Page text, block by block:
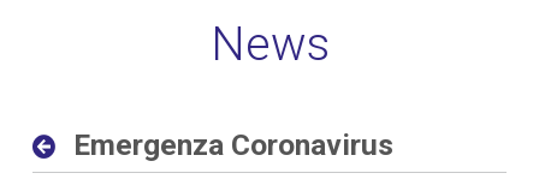
News
Emergenza Coronavirus